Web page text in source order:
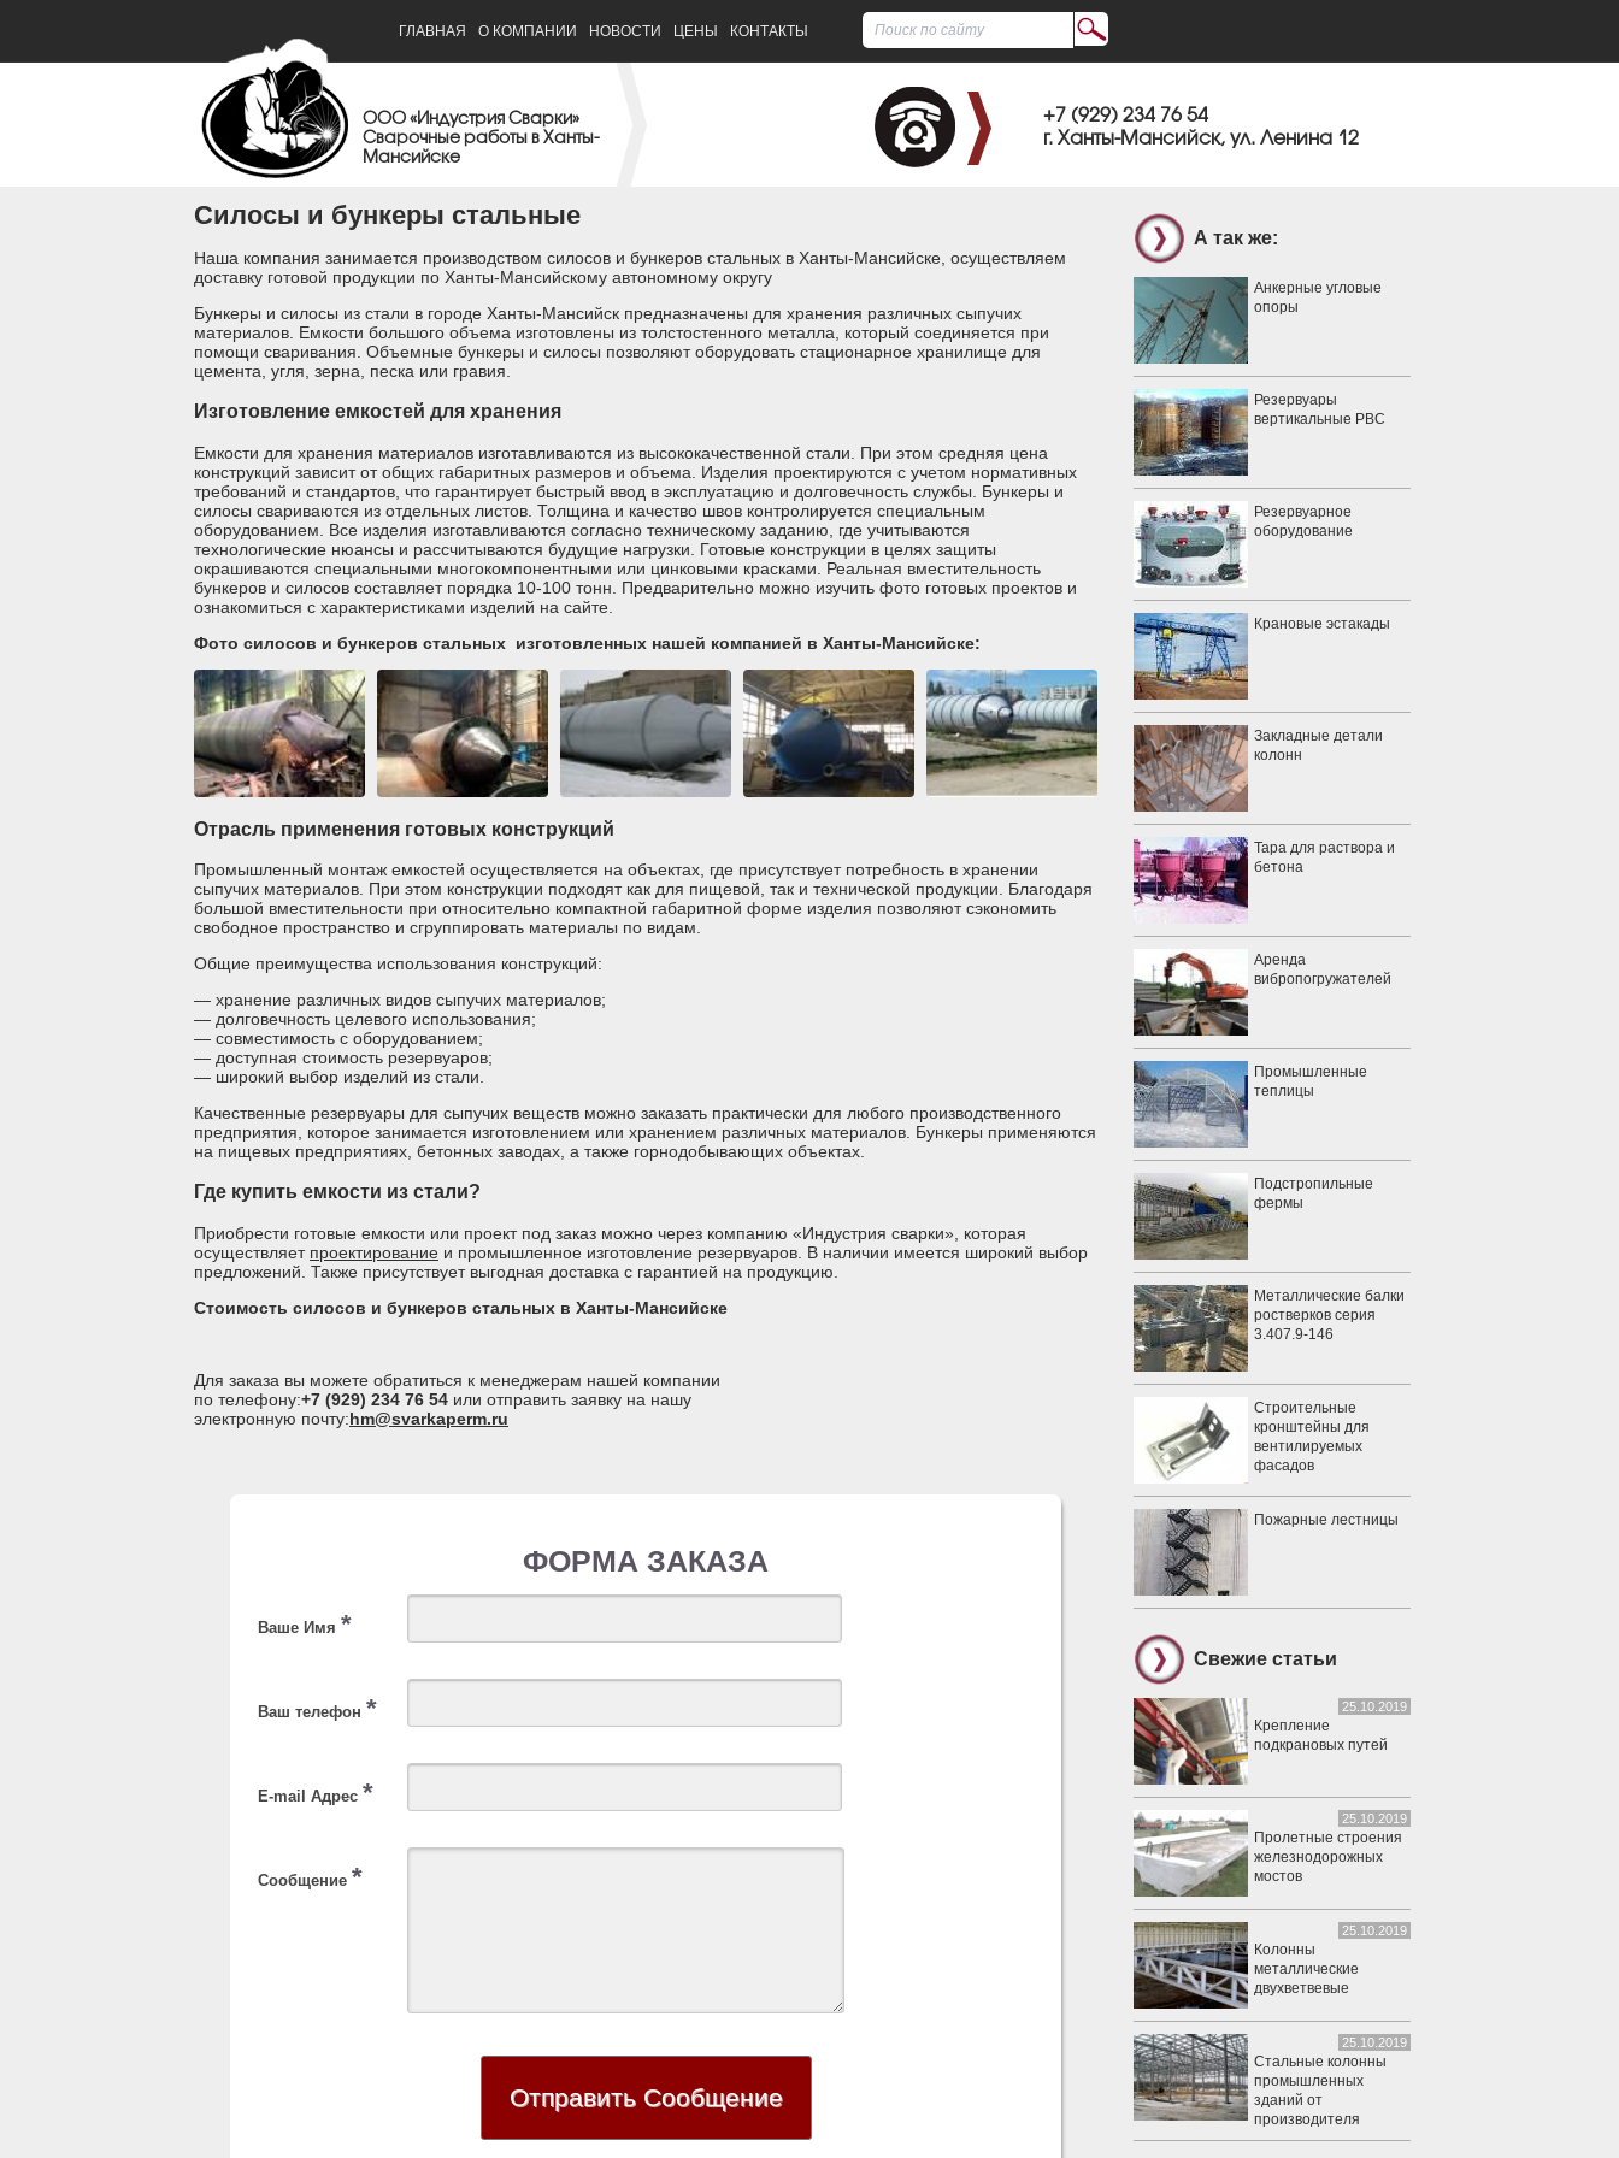
ГЛАВНАЯ О КОМПАНИИ НОВОСТИ ЦЕНЫ КОНТАКТЫ
ООО «Индустрия Сварки»
Сварочные работы в Ханты-
Мансийске
+7 (929) 234 76 54
г. Ханты-Мансийск, ул. Ленина 12
Силосы и бункеры стальные
Наша компания занимается производством силосов и бункеров стальных в Ханты-Мансийске, осуществляем
доставку готовой продукции по Ханты-Мансийскому автономному округу
Бункеры и силосы из стали в городе Ханты-Мансийск предназначены для хранения различных сыпучих
материалов. Емкости большого объема изготовлены из толстостенного металла, который соединяется при
помощи сваривания. Объемные бункеры и силосы позволяют оборудовать стационарное хранилище для
цемента, угля, зерна, песка или гравия.
Изготовление емкостей для хранения
Емкости для хранения материалов изготавливаются из высококачественной стали. При этом средняя цена
конструкций зависит от общих габаритных размеров и объема. Изделия проектируются с учетом нормативных
требований и стандартов, что гарантирует быстрый ввод в эксплуатацию и долговечность службы. Бункеры и
силосы свариваются из отдельных листов. Толщина и качество швов контролируется специальным
оборудованием. Все изделия изготавливаются согласно техническому заданию, где учитываются
технологические нюансы и рассчитываются будущие нагрузки. Готовые конструкции в целях защиты
окрашиваются специальными многокомпонентными или цинковыми красками. Реальная вместительность
бункеров и силосов составляет порядка 10-100 тонн. Предварительно можно изучить фото готовых проектов и
ознакомиться с характеристиками изделий на сайте.
Фото силосов и бункеров стальных изготовленных нашей компанией в Ханты-Мансийске:
Отрасль применения готовых конструкций
Промышленный монтаж емкостей осуществляется на объектах, где присутствует потребность в хранении
сыпучих материалов. При этом конструкции подходят как для пищевой, так и технической продукции. Благодаря
большой вместительности при относительно компактной габаритной форме изделия позволяют сэкономить
свободное пространство и сгруппировать материалы по видам.
Общие преимущества использования конструкций:
— хранение различных видов сыпучих материалов;
— долговечность целевого использования;
— совместимость с оборудованием;
— доступная стоимость резервуаров;
— широкий выбор изделий из стали.
Качественные резервуары для сыпучих веществ можно заказать практически для любого производственного
предприятия, которое занимается изготовлением или хранением различных материалов. Бункеры применяются
на пищевых предприятиях, бетонных заводах, а также горнодобывающих объектах.
Где купить емкости из стали?
Приобрести готовые емкости или проект под заказ можно через компанию «Индустрия сварки», которая
осуществляет проектирование и промышленное изготовление резервуаров. В наличии имеется широкий выбор
предложений. Также присутствует выгодная доставка с гарантией на продукцию.
Стоимость силосов и бункеров стальных в Ханты-Мансийске
Для заказа вы можете обратиться к менеджерам нашей компании
по телефону:+7 (929) 234 76 54 или отправить заявку на нашу
электронную почту:hm@svarkaperm.ru
ФОРМА ЗАКАЗА
Ваше Имя *
Ваш телефон *
E-mail Адрес *
Сообщение *
А так же:
Анкерные угловые
опоры
Резервуары
вертикальные РВС
Резервуарное
оборудование
Крановые эстакады
Закладные детали
колонн
Тара для раствора и
бетона
Аренда
вибропогружателей
Промышленные
теплицы
Подстропильные
фермы
Металлические балки
ростверков серия
3.407.9-146
Строительные
кронштейны для
вентилируемых
фасадов
Пожарные лестницы
Свежие статьи
25.10.2019
Крепление
подкрановых путей
25.10.2019
Пролетные строения
железнодорожных
мостов
25.10.2019
Колонны
металлические
двухветвевые
25.10.2019
Стальные колонны
промышленных
зданий от
производителя